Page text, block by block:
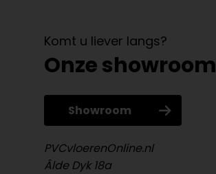
Komt u liever langs?
Onze showroom
Showroom
PVCvloerenOnline.nl
Âlde Dyk 18a